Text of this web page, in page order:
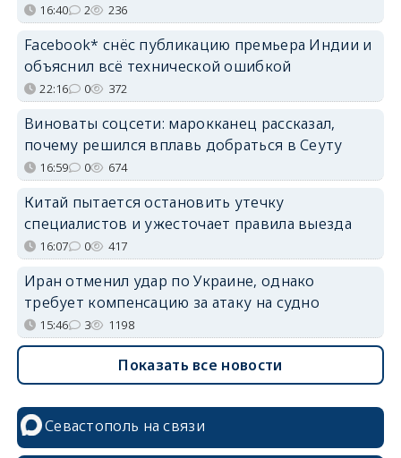
16:40 2 236
Facebook* снёс публикацию премьера Индии и
объяснил всё технической ошибкой
22:16 0 372
Виноваты соцсети: марокканец рассказал,
почему решился вплавь добраться в Сеуту
16:59 0 674
Китай пытается остановить утечку
специалистов и ужесточает правила выезда
16:07 0 417
Иран отменил удар по Украине, однако
требует компенсацию за атаку на судно
15:46 3 1198
Показать все новости
Севастополь на связи